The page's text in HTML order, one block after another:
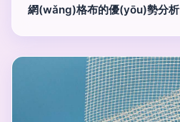
網(wǎng)格布的優(yōu)勢分析